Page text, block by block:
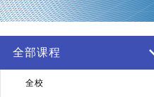
全部课程
全校